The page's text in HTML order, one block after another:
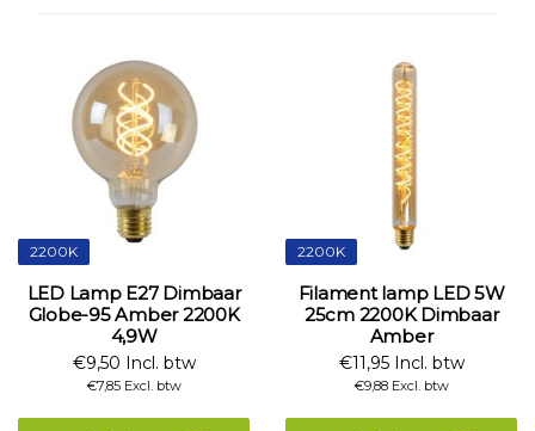
2200K
LED Lamp E27 Dimbaar
Globe-95 Amber 2200K
4,9W
€9,50 Incl. btw
€7,85 Excl. btw
2200K
Filament lamp LED 5W
25cm 2200K Dimbaar
Amber
€11,95 Incl. btw
€9,88 Excl. btw